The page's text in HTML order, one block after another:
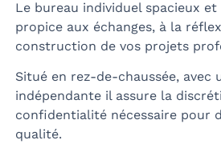
Le bureau individuel spacieux
propice aux échanges, à la
construction de vos projets
Situé en rez-de-chaussée, avec
indépendante il assure la
confidentialité nécessaire pour
qualité.